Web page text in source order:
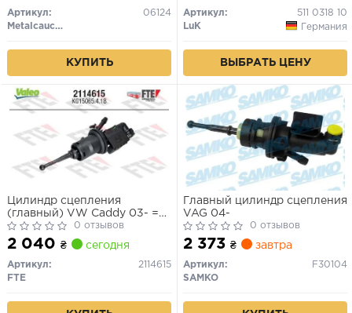
Артикул:
06124
Metalcaucho
КУПИТЬ
Артикул:
511 0318 10
LuK
Германия
ВЫБРАТЬ ЦЕНУ
Цилиндр сцепления
(главный) VW Caddy 03- =
KG15065.4.180 отзывов
2 040 ₴ сегодня
Артикул:
2114615
FTE
Главный цилиндр сцепления
VAG 04-
0 отзывов
2 373 ₴ завтра
Артикул:
F30104
SAMKO